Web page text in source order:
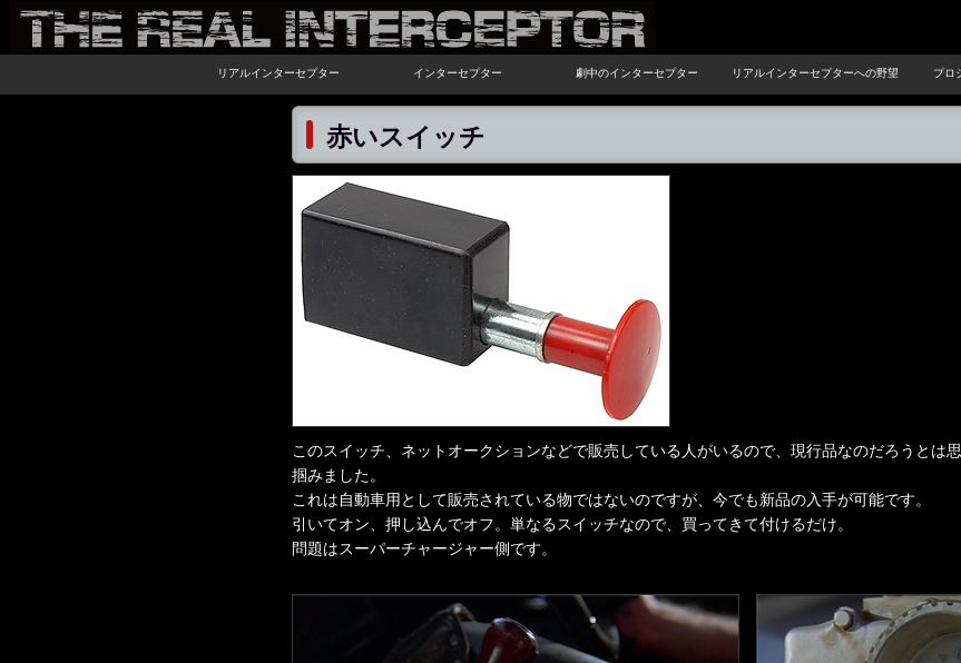
リアルインターセプター インターセプター 劇中のインターセプター リアルインターセプターへの野望 プロ
赤いスイッチ
このスイッチ、ネットオークションなどで販売している人がいるので、現行品なのだろうとは
掴みました。
これは自動車用として販売されている物ではないのですが、今でも新品の入手が可能です。
引いてオン、押し込んでオフ。単なるスイッチなので、買ってきて付けるだけ。
問題はスーパーチャージャー側です。